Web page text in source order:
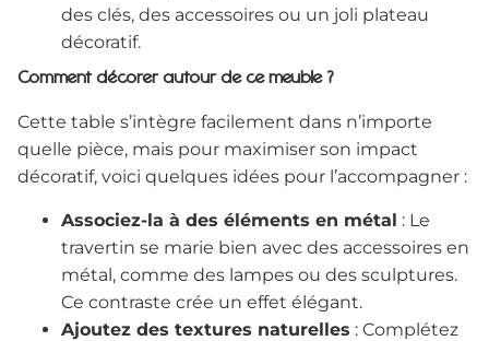
des clés, des accessoires ou un joli plateau
décoratif.
Comment décorer autour de ce meuble ?
Cette table s’intègre facilement dans n’importe
quelle pièce, mais pour maximiser son impact
décoratif, voici quelques idées pour l’accompagner :
Associez-la à des éléments en métal : Le
travertin se marie bien avec des accessoires en
métal, comme des lampes ou des sculptures.
Ce contraste crée un effet élégant.
Ajoutez des textures naturelles : Complétez